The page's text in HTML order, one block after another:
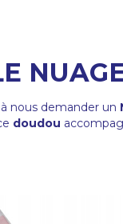
nous demander un
doudou